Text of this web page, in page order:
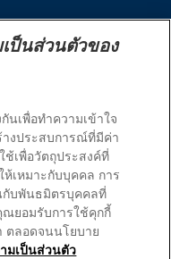
Inc.
องหมายการค้าจดทะเบียน
รจดทะเบียนในภูมิภาคอื่น
ซต์นี้ของคุณอยู่ภายใต้ข้อ
ป็นส่วนตัวของ
นเพื่อทำความเข้าใจ
างประสบการณ์ที่มีค่า
เพื่อวัตถุประสงค์ที่
เหมาะกับบุคคล การ
กับพันธมิตรบุคคลที่
ยอมรับการใช้คุกกี้
ตลอดจนนโยบาย
มเป็นส่วนตัว